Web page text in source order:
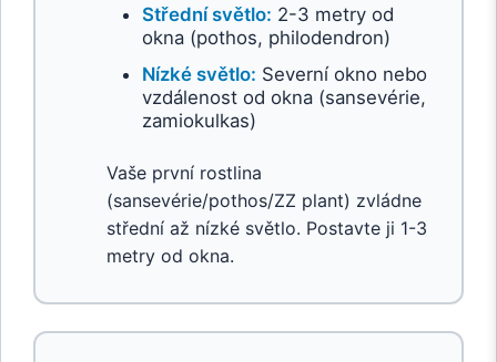
Střední světlo: 2-3 metry od
okna (pothos, philodendron)
Nízké světlo: Severní okno nebo
vzdálenost od okna (sansevérie,
zamiokulkas)
Vaše první rostlina
(sansevérie/pothos/ZZ plant) zvládne
střední až nízké světlo. Postavte ji 1-3
metry od okna.